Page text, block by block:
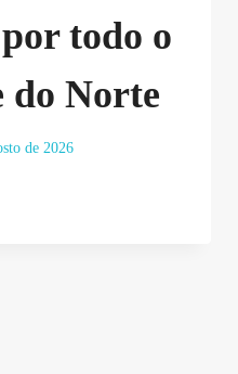
todo o
do Norte
de 2026